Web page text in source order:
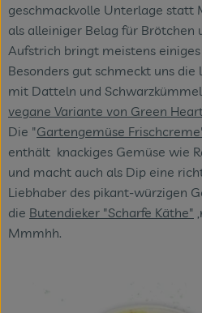
geschmackvolle Unterlage statt
als alleiniger Belag für Brötchen
Aufstrich bringt meistens einiges
Besonders gut schmeckt uns
mit Datteln und Schwarzkümmel
vegane Variante von Green
Die "Gartengemüse
enthält knackiges Gemüse wie
und macht auch als Dip eine
Liebhaber des pikant-würzigen
die Butendieker "Scharfe Käthe"
Mmmhh.